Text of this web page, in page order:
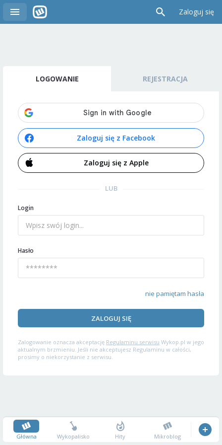
Zaloguj się
LOGOWANIE REJESTRACJA
Zaloguj się z Facebook
Zaloguj się z Apple
LUB
Login
Hasło
nie pamiętam hasła
ZALOGUJ SIĘ
Zalogowanie oznacza akceptację Regulaminu serwisu Wykop.pl w jego
aktualnym brzmieniu. Jeśli nie akceptujesz Regulaminu w całości,
prosimy o niekorzystanie z serwisu.
Główna Wykopalisko Hity Mikroblog